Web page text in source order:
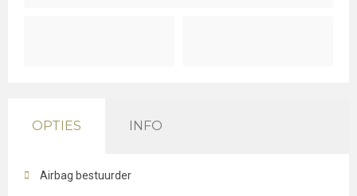
OPTIES INFO
Airbag bestuurder